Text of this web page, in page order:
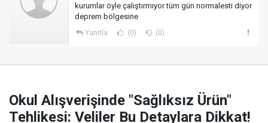
kurumlar öyle çalıştırmıyor tüm gün normalesti diyor
deprem bölgesine
Yanıtla (0) (0)
Okul Alışverişinde "Sağlıksız Ürün"
Tehlikesi: Veliler Bu Detaylara Dikkat!